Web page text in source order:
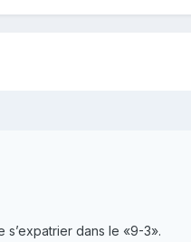
s’expatrier dans le «9-3».